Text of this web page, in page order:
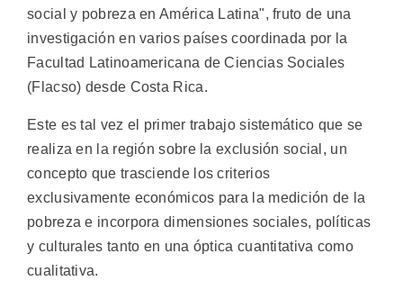
social y pobreza en América Latina", fruto de una
investigación en varios países coordinada por la
Facultad Latinoamericana de Ciencias Sociales
(Flacso) desde Costa Rica.
Este es tal vez el primer trabajo sistemático que se
realiza en la región sobre la exclusión social, un
concepto que trasciende los criterios
exclusivamente económicos para la medición de la
pobreza e incorpora dimensiones sociales, políticas
y culturales tanto en una óptica cuantitativa como
cualitativa.